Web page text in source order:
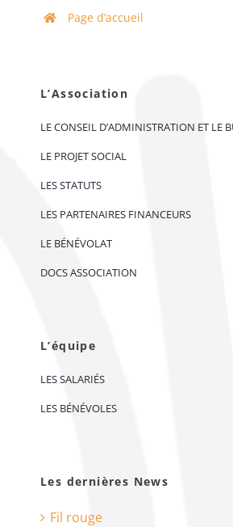
Page d’accueil
L’Association
LE CONSEIL D’ADMINISTRATION ET LE
LE PROJET SOCIAL
LES STATUTS
LES PARTENAIRES FINANCEURS
LE BÉNÉVOLAT
DOCS ASSOCIATION
L’équipe
LES SALARIÉS
LES BÉNÉVOLES
Les dernières News
Fil rouge